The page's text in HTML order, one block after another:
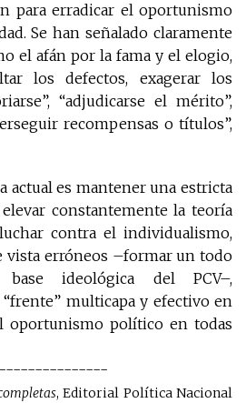
para erradicar el oportunismo
Se han señalado claramente
el afán por la fama y el elogio,
los defectos, exagerar los
“adjudicarse el mérito”,
recompensas o títulos”,
actual es mantener una estricta
constantemente la teoría
contra el individualismo,
vista erróneos –formar un todo
ideológica del PCV–,
multicapa y efectivo en
oportunismo político en todas
, Editorial Política Nacional